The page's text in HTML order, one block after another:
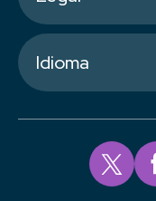
Idioma